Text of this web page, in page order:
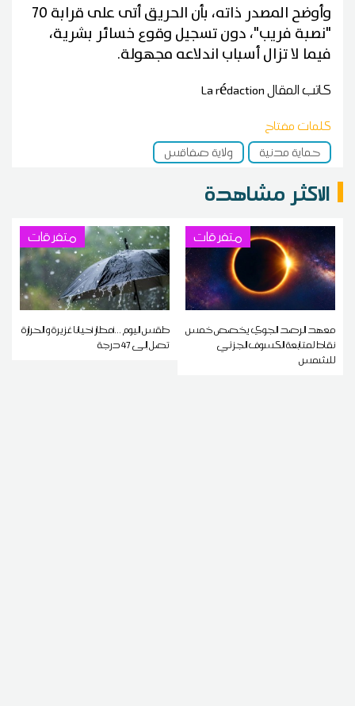
وأوضح المصدر ذاته، بأن الحريق أتى على قرابة 70
"نصبة فريب"، دون تسجيل وقوع خسائر بشرية،
فيما لا تزال أسباب اندلاعه مجهولة.
كاتب المقالLa rédaction
كلمات مفتاح
حماية مدنية
ولاية صفاقس
الاكثر مشاهدة
متفرقات
معهد الرصد الجوي يخصص خمس
نقاط لمتابعة الكسوف الجزئي
للشمس
متفرقات
طقس اليوم ...أمطار أحيانا غزيرة و الحرارة
تصل إلى 47 درجة